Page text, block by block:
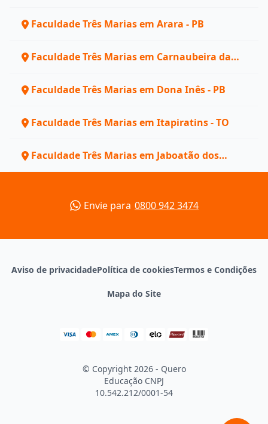
Faculdade Três Marias em Arara - PB
Faculdade Três Marias em Carnaubeira da
Faculdade Três Marias em Dona Inês - PB
Faculdade Três Marias em Itapiratins - TO
Faculdade Três Marias em Jaboatão dos
Guararapes - PE
Envie para 0800 942 3474
Aviso de privacidadePolítica de cookiesTermos e Condições
Mapa do Site
© Copyright 2026 - Quero
Educação CNPJ
10.542.212/0001-54